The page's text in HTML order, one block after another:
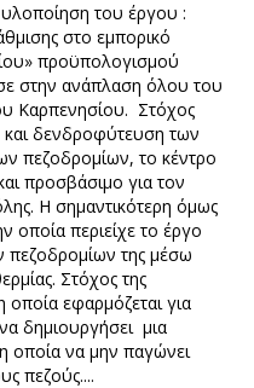
του έργου :
στο εμπορικό
προϋπολογισμού
στην ανάπλαση όλου του
Καρπενησίου. Στόχος
δενδροφύτευση των
πεζοδρομίων, το κέντρο
προσβάσιμο για τον
Η σημαντικότερη όμως
οποία περιείχε το έργο
της μέσω
Στόχος της
εφαρμόζεται για
δημιουργήσει μια
οποία να μην παγώνει
πεζούς....